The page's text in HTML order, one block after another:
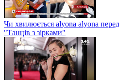
Чи хвилюється alyona alyona
"Танців з зірками"